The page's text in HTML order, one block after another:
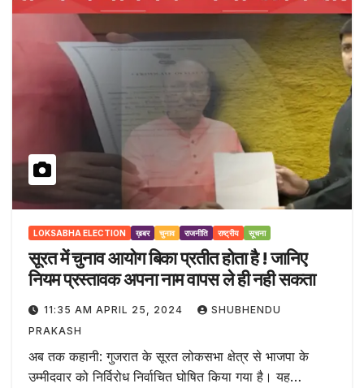
LOKSABHA ELECTION ख़बर चुनाव राजनीति राष्ट्रीय सूचना
सूरत में चुनाव आयोग बिका प्रतीत होता है ! जानिए
नियम प्रस्तावक अपना नाम वापस ले ही नही सकता
11:35 AM APRIL 25, 2024
SHUBHENDU
PRAKASH
अब तक कहानी: गुजरात के सूरत लोकसभा क्षेत्र से भाजपा के
उम्मीदवार को निर्विरोध निर्वाचित घोषित किया गया है। यह…